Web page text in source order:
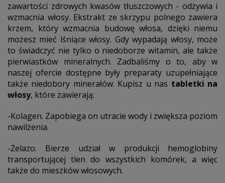
zawartości zdrowych kwasów tłuszczowych - odżywia i
wzmacnia włosy. Ekstrakt ze skrzypu polnego zawiera
krzem, który wzmacnia budowę włosa, dzięki niemu
możesz mieć lśniące włosy. Gdy wypadają włosy, może
to świadczyć nie tylko o niedoborze witamin, ale także
pierwiastków mineralnych. Zadbaliśmy o to, aby w
naszej ofercie dostępne były preparaty uzupełniające
także niedobory minerałów. Kupisz u nas tabletki na
włosy, które zawierają:
-Kolagen. Zapobiega on utracie wody i zwiększa poziom
nawilżenia.
-Żelazo. Bierze udział w produkcji hemoglobiny
transportującej tlen do wszystkich komórek, a więc
także do mieszków włosowych.